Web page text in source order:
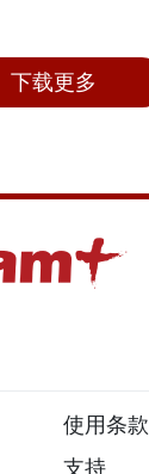
下载更多
使用条款
支持